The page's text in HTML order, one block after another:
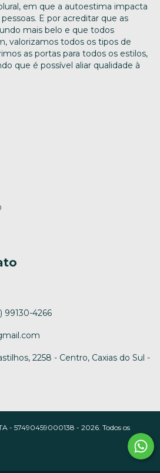
em que a autoestima impacta
E por acreditar que as
mais belo e que todos
valorizamos todos os tipos de
as portas para todos os estilos,
que é possível aliar qualidade à
99130-4266
2258 - Centro, Caxias do Sul -
- 57490459000138 - 2026. Todos os